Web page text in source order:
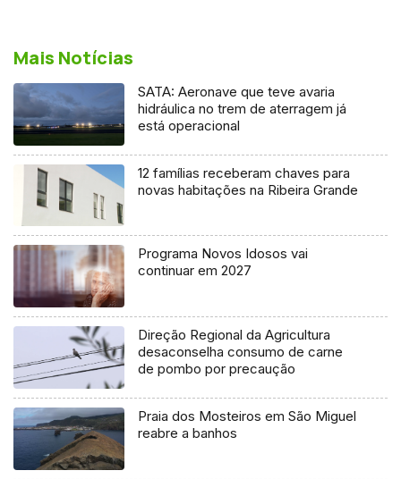
Mais Notícias
SATA: Aeronave que teve avaria
hidráulica no trem de aterragem já
está operacional
12 famílias receberam chaves para
novas habitações na Ribeira Grande
Programa Novos Idosos vai
continuar em 2027
Direção Regional da Agricultura
desaconselha consumo de carne
de pombo por precaução
Praia dos Mosteiros em São Miguel
reabre a banhos